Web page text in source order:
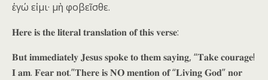
ἐγώ εἰμι· μὴ φοβεῖσθε.
𝐇𝐞𝐫𝐞 𝐢𝐬 𝐭𝐡𝐞 𝐥𝐢𝐭𝐞𝐫𝐚𝐥 𝐭𝐫𝐚𝐧𝐬𝐥𝐚𝐭𝐢𝐨𝐧 𝐨𝐟 𝐭𝐡𝐢𝐬 𝐯𝐞𝐫𝐬𝐞:
𝐁𝐮𝐭 𝐢𝐦𝐦𝐞𝐝𝐢𝐚𝐭𝐞𝐥𝐲 𝐉𝐞𝐬𝐮𝐬 𝐬𝐩𝐨𝐤𝐞 𝐭𝐨 𝐭𝐡𝐞𝐦 𝐬𝐚𝐲𝐢𝐧𝐠, “𝐓𝐚𝐤𝐞 𝐜𝐨𝐮𝐫𝐚𝐠𝐞!
𝐈 𝐚𝐦. 𝐅𝐞𝐚𝐫 𝐧𝐨𝐭.”𝐓𝐡𝐞𝐫𝐞 𝐢𝐬 𝐍𝐎 𝐦𝐞𝐧𝐭𝐢𝐨𝐧 𝐨𝐟 “𝐋𝐢𝐯𝐢𝐧𝐠 𝐆𝐨𝐝” 𝐧𝐨𝐫